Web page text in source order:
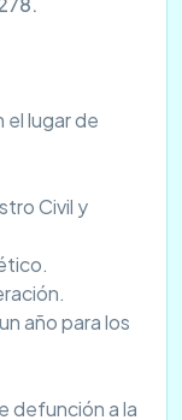
lugar de
Civil y
año para los
defunción a la